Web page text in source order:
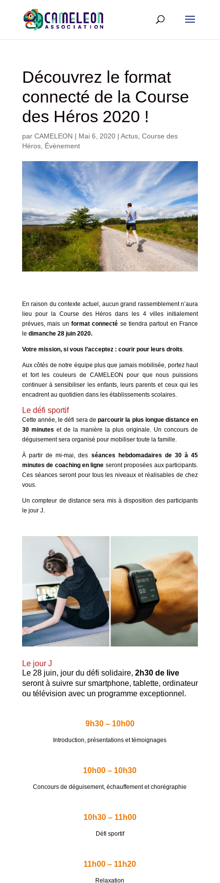
Découvrez le format
connecté de la Course
des Héros 2020 !
par CAMELEON | Mai 6, 2020| Actus, Course des
Héros, Évènement
En raison du contexte actuel, aucun grand rassemblement n’aura
lieu pour la Course des Héros dans les 4 villes initialement
prévues, mais un format connecté se tiendra partout en France
le dimanche 28 juin 2020.
Votre mission, si vous l’acceptez : courir pour leurs droits.
Aux côtés de notre équipe plus que jamais mobilisée, portez haut
et fort les couleurs de CAMELEON pour que nous puissions
continuer à sensibiliser les enfants, leurs parents et ceux qui les
encadrent au quotidien dans les établissements scolaires.
Le défi sportif
Cette année, le défi sera deparcourir la plus longue distance en
30 minutes et de la manière la plus originale. Un concours de
déguisement sera organisé pour mobiliser toute la famille.
À partir de mi-mai, des séances hebdomadaires de 30 à 45
minutes de coaching en ligne seront proposées aux participants.
Ces séances seront pour tous les niveaux et réalisables de chez
vous.
Un compteur de distance sera mis à disposition des participants
le jour J.
Le jour J
Le 28 juin, jour du défi solidaire, 2h30 de live
seront à suivre sur smartphone, tablette, ordinateur
ou télévision avec un programme exceptionnel.
9h30 – 10h00
Introduction, présentations et témoignages
10h00 – 10h30
Concours de déguisement, échauffement et chorégraphie
10h30 – 11h00
Défi sportif
11h00 – 11h20
Relaxation